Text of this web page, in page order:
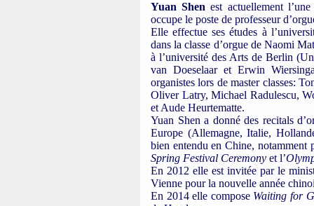
Yuan Shen est actuellement
occupe le poste de professeur
Elle effectue ses études à
dans la classe d’orgue de Naomi
à l’université des Arts de Berlin
van Doeselaar et Erwin
organistes lors de master classes:
Oliver Latry, Michael Radulescu,
et Aude Heurtematte.
Yuan Shen a donné des recitals
Europe (Allemagne, Italie,
bien entendu en Chine,
Spring Festival Ceremony et l’
En 2012 elle est invitée par le
Vienne pour la nouvelle année
En 2014 elle compose Waiting for